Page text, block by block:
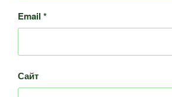
Email *
Сайт